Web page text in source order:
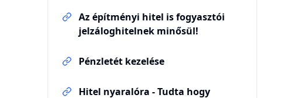
Az építményi hitel is fogyasztói
jelzáloghitelnek minősül!
Pénzletét kezelése
Hitel nyaralóra - Tudta hogy